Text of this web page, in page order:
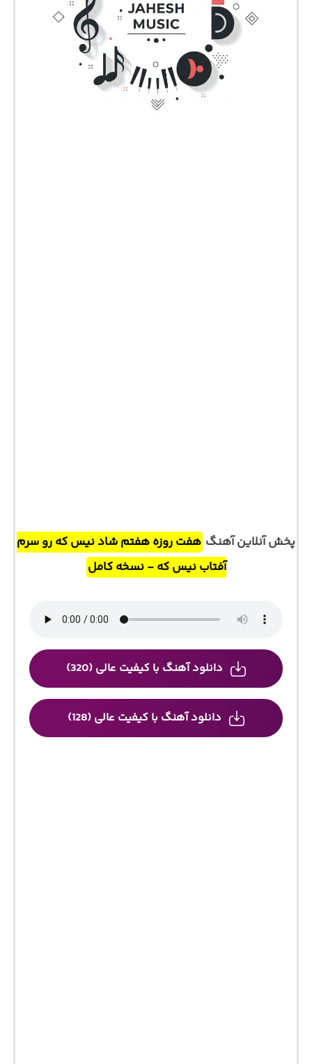
پخش آنلاین آهنگ هفت روزه هفتم شاد نیس که رو سرم
آفتاب نیس که - نسخه کامل
دانلود آهنگ با کیفیت عالی (320)
دانلود آهنگ با کیفیت عالی (128)